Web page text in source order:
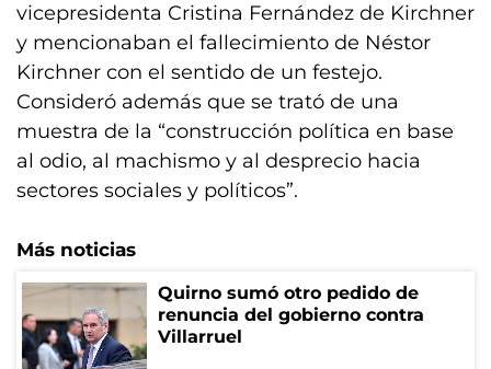
vicepresidenta Cristina Fernández de Kirchner
y mencionaban el fallecimiento de Néstor
Kirchner con el sentido de un festejo.
Consideró además que se trató de una
muestra de la “construcción política en base
al odio, al machismo y al desprecio hacia
sectores sociales y políticos”.
Más noticias
Quirno sumó otro pedido de
renuncia del gobierno contra
Villarruel